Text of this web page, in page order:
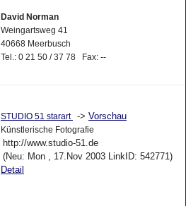
David Norman
Weingartsweg 41
40668 Meerbusch
Tel.: 0 21 50 / 37 78 Fax: --
STUDIO 51 starart -> Vorschau
Künstlerische Fotografie
http://www.studio-51.de
(Neu: Mon , 17.Nov 2003 LinkID: 542771)
Detail